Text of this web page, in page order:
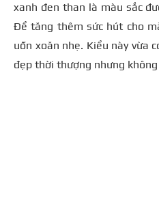
xanh đen than là màu sắc
Để tăng thêm sức hút cho
uốn xoăn nhẹ. Kiểu này vừa
đẹp thời thượng nhưng